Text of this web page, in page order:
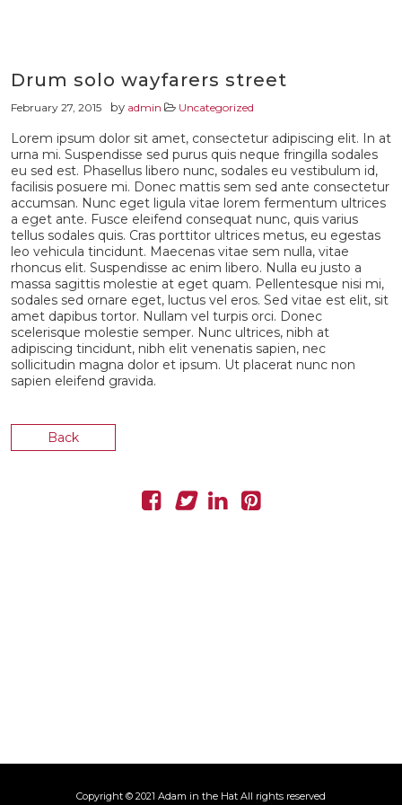
Drum solo wayfarers street
February 27, 2015 by admin Uncategorized
Lorem ipsum dolor sit amet, consectetur adipiscing elit. In at
urna mi. Suspendisse sed purus quis neque fringilla sodales
eu sed est. Phasellus libero nunc, sodales eu vestibulum id,
facilisis posuere mi. Donec mattis sem sed ante consectetur
accumsan. Nunc eget ligula vitae lorem fermentum ultrices
a eget ante. Fusce eleifend consequat nunc, quis varius
tellus sodales quis. Cras porttitor ultrices metus, eu egestas
leo vehicula tincidunt. Maecenas vitae sem nulla, vitae
rhoncus elit. Suspendisse ac enim libero. Nulla eu justo a
massa sagittis molestie at eget quam. Pellentesque nisi mi,
sodales sed ornare eget, luctus vel eros. Sed vitae est elit, sit
amet dapibus tortor. Nullam vel turpis orci. Donec
scelerisque molestie semper. Nunc ultrices, nibh at
adipiscing tincidunt, nibh elit venenatis sapien, nec
sollicitudin magna dolor et ipsum. Ut placerat nunc non
sapien eleifend gravida.
Back
Copyright © 2021 Adam in the Hat All rights reserved